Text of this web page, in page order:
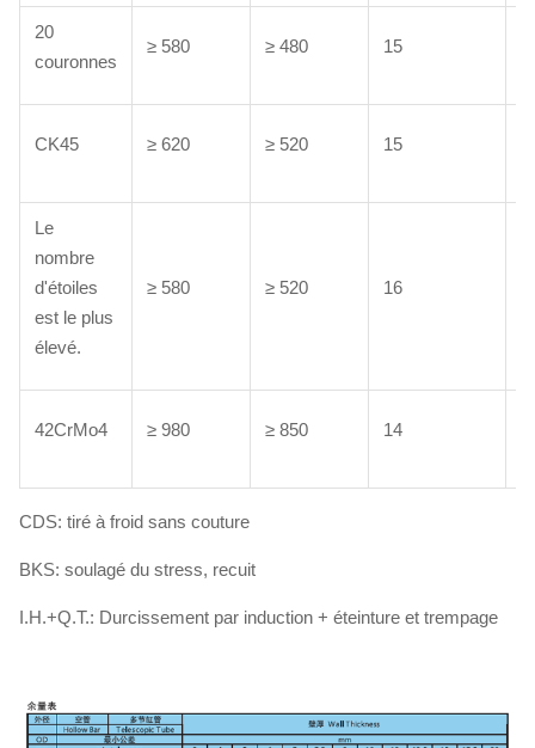
20
couronnes
≥ 580 ≥ 480 15
CK45 ≥ 620 ≥ 520 15
Le
nombre
d'étoiles
est le plus
élevé.
≥ 580 ≥ 520 16
42CrMo4 ≥ 980 ≥ 850 14
CDS: tiré à froid sans couture
BKS: soulagé du stress, recuit
I.H.+Q.T.: Durcissement par induction + éteinture et trempage